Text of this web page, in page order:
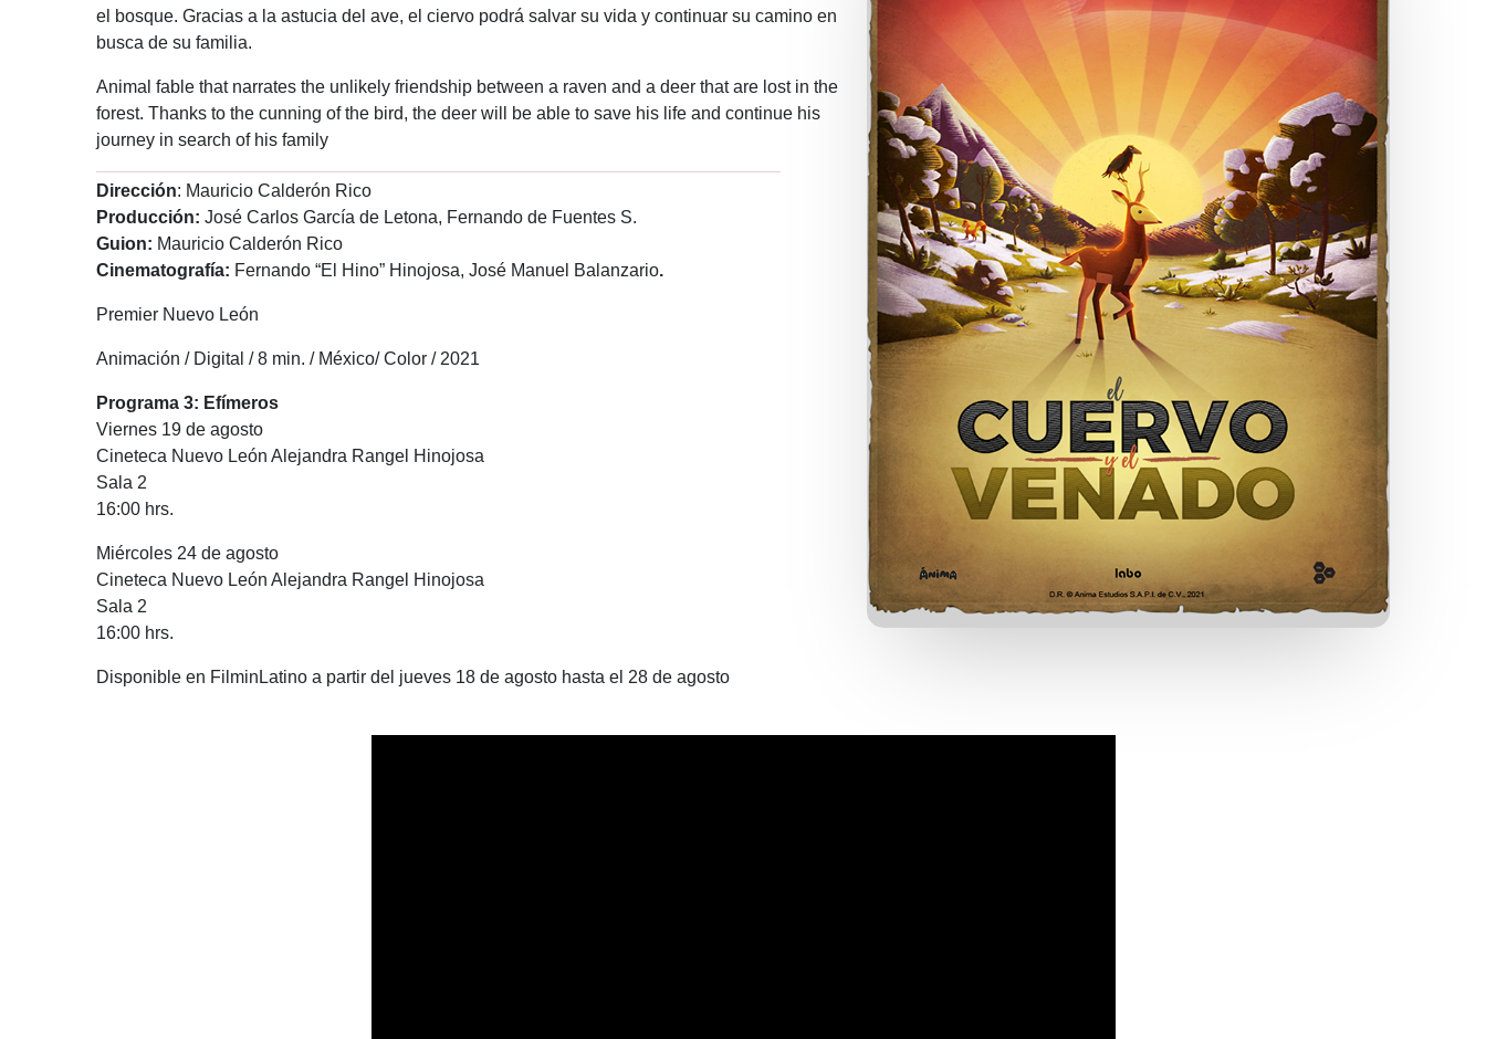
el bosque. Gracias a la astucia del ave, el ciervo podrá salvar su vida y continuar su camino en
busca de su familia.
​​Animal fable that narrates the unlikely friendship between a raven and a deer that are lost in the
forest. Thanks to the cunning of the bird, the deer will be able to save his life and continue his
journey in search of his family
Dirección: Mauricio Calderón Rico
Producción: José Carlos García de Letona, Fernando de Fuentes S.
Guion: Mauricio Calderón Rico
Cinematografía: Fernando “El Hino” Hinojosa, José Manuel Balanzario.
Premier Nuevo León
Animación / Digital / 8 min. / México/ Color / 2021
Programa 3: Efímeros
Viernes 19 de agosto
Cineteca Nuevo León Alejandra Rangel Hinojosa
Sala 2
16:00 hrs.
Miércoles 24 de agosto
Cineteca Nuevo León Alejandra Rangel Hinojosa
Sala 2
16:00 hrs.
Disponible en FilminLatino a partir del jueves 18 de agosto hasta el 28 de agosto